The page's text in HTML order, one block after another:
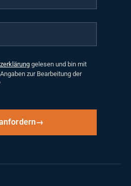
gelesen und bin mit
zur Bearbeitung der